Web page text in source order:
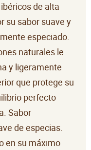
de alta
su sabor suave y
especiado.
naturales le
y ligeramente
que protege su
perfecto
Sabor
de especias.
en su máximo